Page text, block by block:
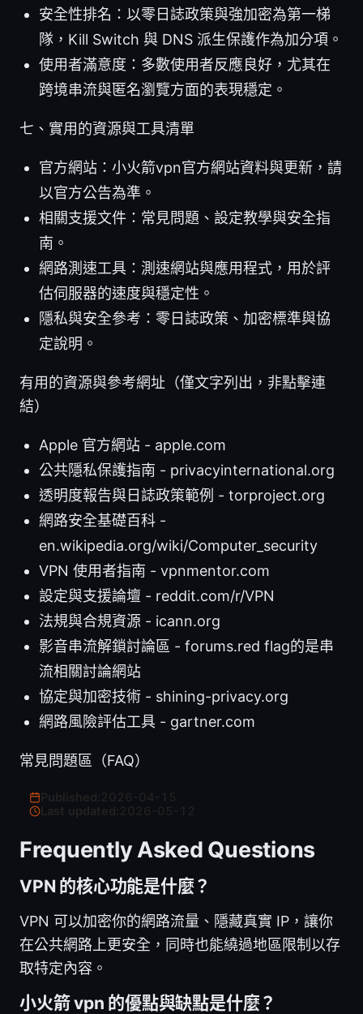
安全性排名：以零日誌政策與強加密為第一梯
隊，Kill Switch 與 DNS 派生保護作為加分項。
使用者滿意度：多數使用者反應良好，尤其在
跨境串流與匿名瀏覽方面的表現穩定。
七、實用的資源與工具清單
官方網站：小火箭vpn官方網站資料與更新，請
以官方公告為準。
相關支援文件：常見問題、設定教學與安全指
南。
網路測速工具：測速網站與應用程式，用於評
估伺服器的速度與穩定性。
隱私與安全參考：零日誌政策、加密標準與協
定說明。
有用的資源與參考網址（僅文字列出，非點擊連
結）
Apple 官方網站 - apple.com
公共隱私保護指南 - privacyinternational.org
透明度報告與日誌政策範例 - torproject.org
網路安全基礎百科 -
en.wikipedia.org/wiki/Computer_security
VPN 使用者指南 - vpnmentor.com
設定與支援論壇 - reddit.com/r/VPN
法規與合規資源 - icann.org
影音串流解鎖討論區 - forums.red flag的是串
流相關討論網站
協定與加密技術 - shining-privacy.org
網路風險評估工具 - gartner.com
常見問題區（FAQ）
Last updated:
Frequently Asked Questions
VPN 的核心功能是什麼？
VPN 可以加密你的網路流量、隱藏真實 IP，讓你
在公共網路上更安全，同時也能繞過地區限制以存
取特定內容。
小火箭 vpn 的優點與缺點是什麼？